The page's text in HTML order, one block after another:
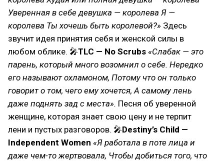
Уверенная в себе девушка — королева Я —
королева Ты хочешь быть королевой?» Здесь
звучит идея принятия себя и женской силы в
любом облике. 🎤TLC — No Scrubs «Слабак — это
парень, который много возомнил о себе. Нередко
его называют охламоном, Потому что он только
говорит о том, чего ему хочется, А самому лень
даже поднять зад с места». Песня об уверенной
женщине, которая знает свою цену и не терпит
лени и пустых разговоров. 🎤Destiny’s Child —
Independent Women «Я работала в поте лица и
даже чем-то жертвовала, Чтобы добиться того, что